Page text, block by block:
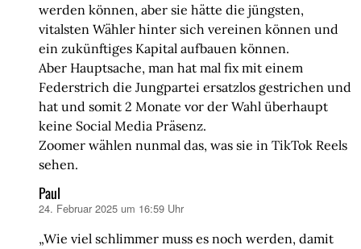
werden können, aber sie hätte die jüngsten,
vitalsten Wähler hinter sich vereinen können und
ein zukünftiges Kapital aufbauen können.
Aber Hauptsache, man hat mal fix mit einem
Federstrich die Jungpartei ersatzlos gestrichen und
hat und somit 2 Monate vor der Wahl überhaupt
keine Social Media Präsenz.
Zoomer wählen nunmal das, was sie in TikTok Reels
sehen.
Paul
sagt:
24. Februar 2025 um 16:59 Uhr
„Wie viel schlimmer muss es noch werden, damit